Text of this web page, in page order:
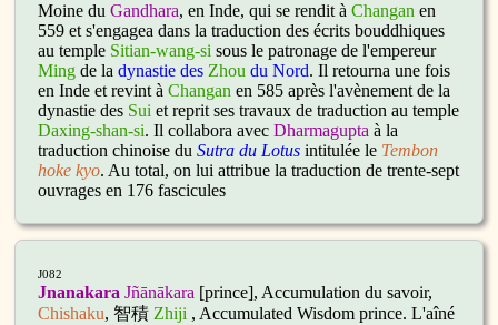
Moine duGandhara, en Inde, qui se rendit àChangan en
559 et s'engagea dans la traduction des écrits bouddhiques
au temple Sitian-wang-si sous le patronage de l'empereur
Ming de ladynastie des Zhou du Nord. Il retourna une fois
en Inde et revint à Changan en 585 après l'avènement de la
dynastie des Sui et reprit ses travaux de traduction au temple
Daxing-shan-si. Il collabora avecDharmagupta à la
traduction chinoise duSutra du Lotus intitulée le Tembon
hoke kyo. Au total, on lui attribue la traduction de trente-sept
ouvrages en 176 fascicules
J082
JnanakaraJñānākara [prince], Accumulation du savoir,
Chishaku, 智積 Zhiji , Accumulated Wisdom prince. L'aîné